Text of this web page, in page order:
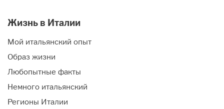
Жизнь в Италии
Мой итальянский опыт
Образ жизни
Любопытные факты
Немного итальянский
Регионы Италии